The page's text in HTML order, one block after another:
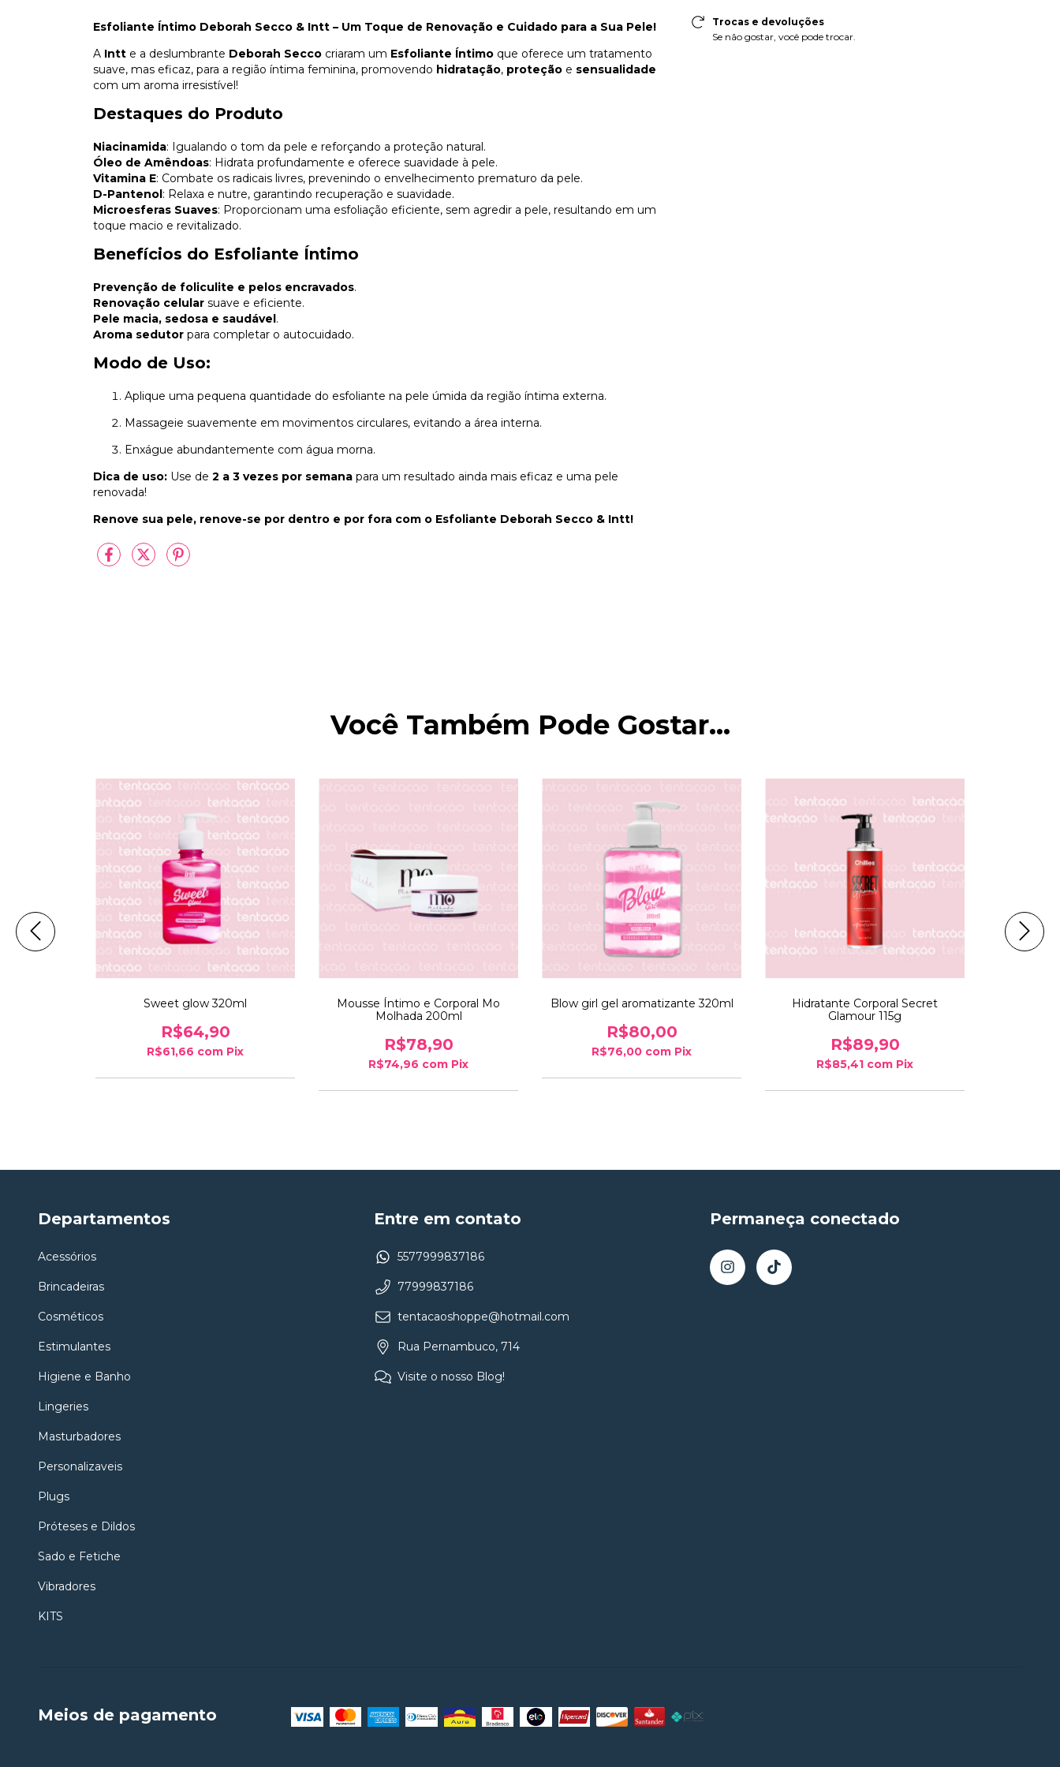
Esfoliante Íntimo Deborah Secco & Intt – Um Toque de Renovação e Cuidado para a Sua Pele!
A Intt e a deslumbrante Deborah Secco criaram um Esfoliante Íntimo que oferece um tratamento
suave, mas eficaz, para a região íntima feminina, promovendo hidratação, proteção e sensualidade
com um aroma irresistível!
Destaques do Produto
Niacinamida: Igualando o tom da pele e reforçando a proteção natural.
Óleo de Amêndoas: Hidrata profundamente e oferece suavidade à pele.
Vitamina E: Combate os radicais livres, prevenindo o envelhecimento prematuro da pele.
D-Pantenol: Relaxa e nutre, garantindo recuperação e suavidade.
Microesferas Suaves: Proporcionam uma esfoliação eficiente, sem agredir a pele, resultando em um
toque macio e revitalizado.
Benefícios do Esfoliante Íntimo
Prevenção de foliculite e pelos encravados.
Renovação celular suave e eficiente.
Pele macia, sedosa e saudável.
Aroma sedutor para completar o autocuidado.
Modo de Uso:
Aplique uma pequena quantidade do esfoliante na pele úmida da região íntima externa.
Massageie suavemente em movimentos circulares, evitando a área interna.
Enxágue abundantemente com água morna.
Dica de uso: Use de 2 a 3 vezes por semana para um resultado ainda mais eficaz e uma pele
renovada!
Renove sua pele, renove-se por dentro e por fora com o Esfoliante Deborah Secco & Intt!
Trocas e devoluções
Se não gostar, você pode trocar.
Você Também Pode Gostar...
Sweet glow 320ml
R$64,90
R$61,66 com Pix
Mousse Íntimo e Corporal Mo
Molhada 200ml
R$78,90
R$74,96 com Pix
Blow girl gel aromatizante 320ml
R$80,00
R$76,00 com Pix
Hidratante Corporal Secret
Glamour 115g
R$89,90
R$85,41 com Pix
Departamentos
Acessórios
Brincadeiras
Cosméticos
Estimulantes
Higiene e Banho
Lingeries
Masturbadores
Personalizaveis
Plugs
Próteses e Dildos
Sado e Fetiche
Vibradores
KITS
Entre em contato
5577999837186
77999837186
tentacaoshoppe@hotmail.com
Rua Pernambuco, 714
Visite o nosso Blog!
Permaneça conectado
Meios de pagamento